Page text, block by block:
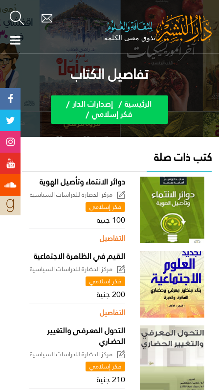
تفاصيل الكتاب
الرئيسية إصدارات الدار
فكر إسلامي
كتب ذات صلة
دوائر الانتماء وتأصيل الهوية
مركز الحضارة للدراسات السياسية
فكر إسلامي
100 جنية
التفاصيل
القيم في الظاهرة الاجتماعية
مركز الحضارة للدراسات السياسية
فكر إسلامي
200 جنية
التفاصيل
التحول المعـرفـي والتغيير
الحضـاري
مركز الحضارة للدراسات السياسية
فكر إسلامي
210 جنية